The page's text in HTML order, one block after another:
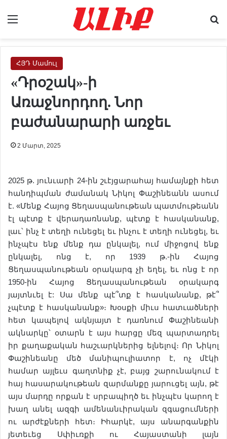
ՀՅԴ Մամուլ
«Դրօշակ»-ի
Առաջնորդող. Նոր
բաժանարարի առջեւ
2 Մարտ, 2025
2025 թ. յունւարի 24-ին շւէյցարահայ համայնքի հետ
հանդիպման ժամանակ Նիկոլ Փաշինեանն ասում
է. «Մենք Հայոց Ցեղասպանութեան պատմութեանն
էլ պէտք է վերադառնանք, պէտք է հասկանանք,
լաւ՝ ինչ է տեղի ունեցել եւ ինչու է տեղի ունեցել, եւ
ինչպէս ենք մենք դա ընկալել, ում միջոցով ենք
ընկալել, ոնց է, որ 1939 թ.-ին Հայոց
Ցեղասպանութեան օրակարգ չի եղել, եւ ոնց է որ
1950-ին Հայոց Ցեղասպանութեան օրակարգ
յայտնւել է: Սա մենք պէ՞տք է հասկանանք, թէ՞
չպէտք է հասկանանք»։ Խօսքի միւս հատւածների
հետ կապելով ակնյայտ է դառնում Փաշինեանի
ակնարկը՝ օտարն է այս հարցը մեզ պարտադրել
իր քաղաքական հաշւարկներից ելնելով։ Որ Նիկոլ
Փաշինեանը մեծ մանիպուլիատոր է, ոչ մէկի
համար այլեւս գաղտնիք չէ, բայց շարունակում է
հայ հասարակութեան զարմանքը յարուցել այն, թէ
այս մարդը որքան է սրբապիղծ եւ ինչպէս կարող է
խաղ անել ազգի ամենանւիրական զգացումների
ու արժէքների հետ։ Իհարկէ, այս անարգանքին
յետեւեց Սփիւռքի ու Հայաստանի լայն